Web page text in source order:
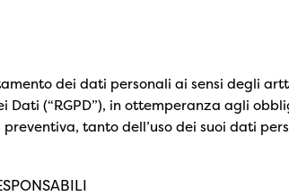
dei dati personali ai sensi degli
Dati (“RGPD”), in ottemperanza agli
tanto dell’uso dei suoi dati